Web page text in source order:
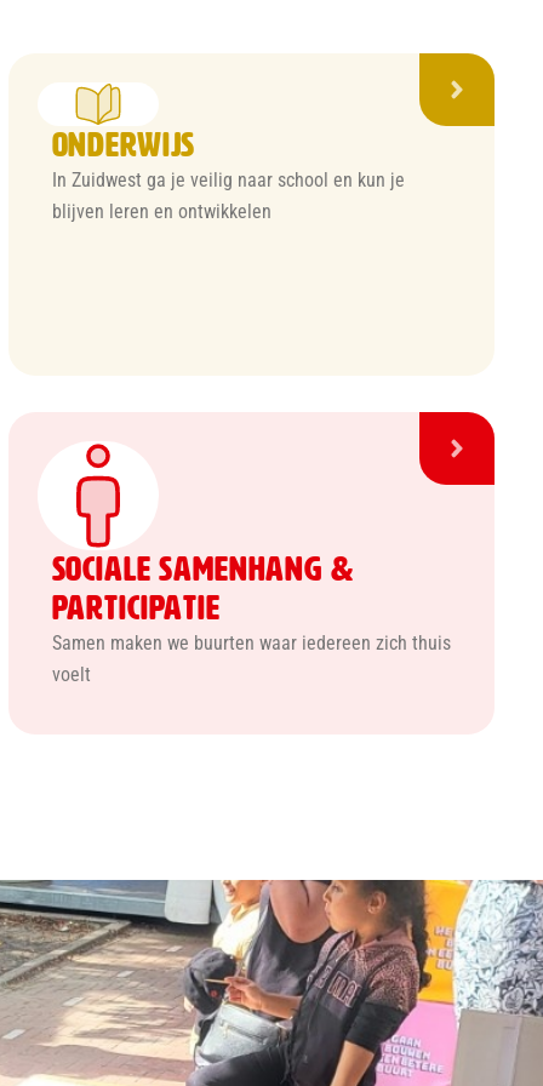
Onderwijs
In Zuidwest ga je veilig naar school en kun je
blijven leren en ontwikkelen
Sociale Samenhang &
Participatie
Samen maken we buurten waar iedereen zich thuis
voelt